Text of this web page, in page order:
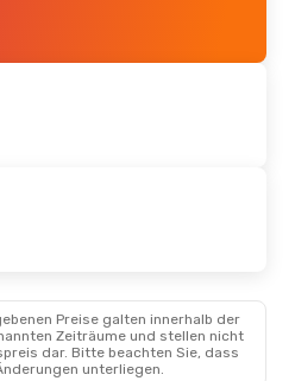
Preise galten innerhalb der
Zeiträume und stellen nicht
dar. Bitte beachten Sie, dass
unterliegen.